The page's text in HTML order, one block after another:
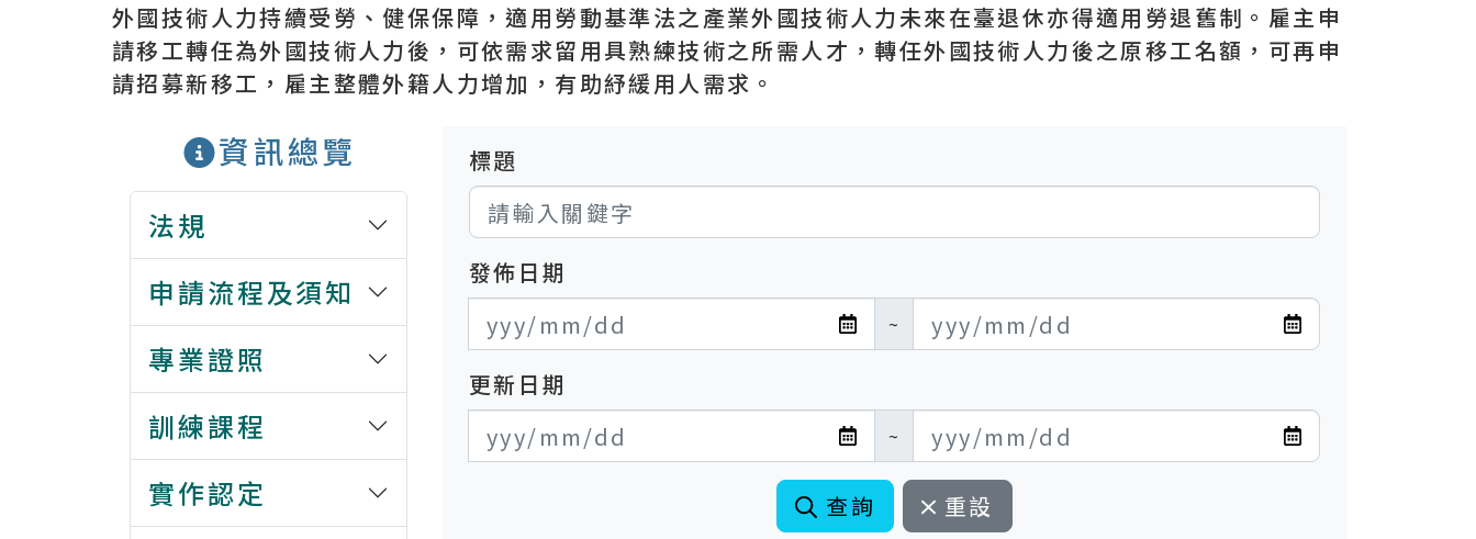
外國技術人力持續受勞、健保保障，適用勞動基準法之產業外國技術人力未來在臺退休亦得適用勞退舊制。雇主申
請移工轉任為外國技術人力後，可依需求留用具熟練技術之所需人才，轉任外國技術人力後之原移工名額，可再申
請招募新移工，雇主整體外籍人力增加，有助紓緩用人需求。
資訊總覽
法規
申請流程及須知
專業證照
訓練課程
實作認定
標題
發佈日期
發布日期開始
~
發布日期結束
更新日期
更新日期開始
~
更新日期結束
查詢 重設